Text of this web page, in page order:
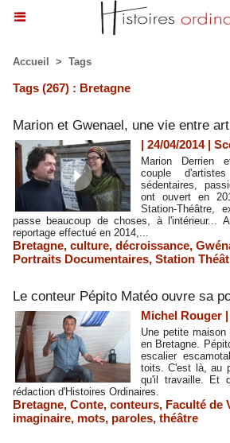
Accueil > Tags
Tags (267) : Bretagne
Marion et Gwenael, une vie entre
| 24/04/2014|
Marion Derrien
couple
sédentaires,
ont ouvert en
Station-Théâtre,
passe beaucoup de choses, à l'intérieur...
reportage effectué en 2014,...
Bretagne, culture, décroissance,
Portraits Documentaires, Station
Le conteur Pépito Matéo ouvre sa
Michel Rouger |
Une petite
en Bretagne.
escalier
toits. C'est là, au
qu'il travaille. Et
rédaction d'Histoires Ordinaires.
Bretagne, Conte, conteurs, Faculté de
imaginaire, mots, paroles, théâtre